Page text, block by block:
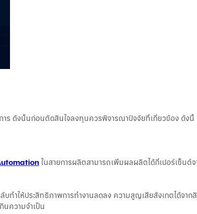
าร ดังนั้นก่อนตัดสินใจลงทุนควรพิจารณาปัจจัยที่เกี่ยวข้อง ดังนี้
ในสายการผลิตสามารถเพิ่มผลผลิตได้กี่เปอร์เซ็นต์
บทำให้ประสิทธิภาพการทำงานลดลง ความสูญเสียสังเกตได้
ความจำเป็น